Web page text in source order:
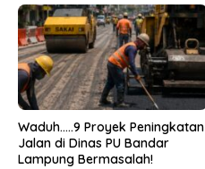
Waduh…..9 Proyek Peningkatan
Jalan di Dinas PU Bandar
Lampung Bermasalah!